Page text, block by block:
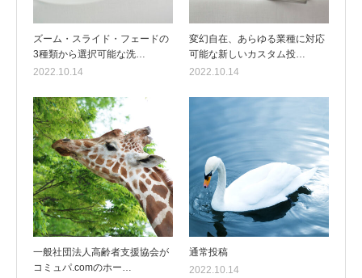
ズーム・スライド・フェードの
3種類から選択可能な洗…
2022.10.14
変幻自在、あらゆる業種に対応
可能な新しいカスタム投…
2022.10.14
一般社団法人高齢者支援協会が
コミュパ.comのホー…
通常投稿
2022.10.14